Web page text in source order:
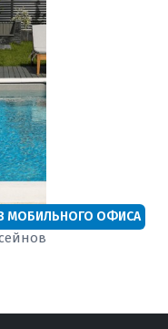
МОБИЛЬНОГО ОФИСА